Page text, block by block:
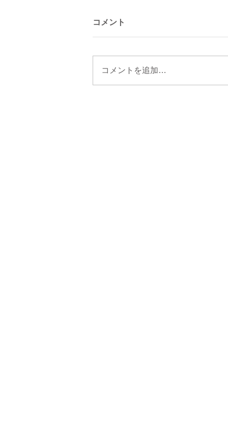
コメント
コメントを追加…